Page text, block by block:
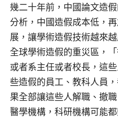
幾二十年前，中國論文造
分析，中國造假成本低，
展，讓學術造假技術越來
全球學術造假的重災區，
或者系主任或者校長，這
些造假的員工、教科人員
果全部讓這些人解職、撤
醫學機構，科研機構可能都